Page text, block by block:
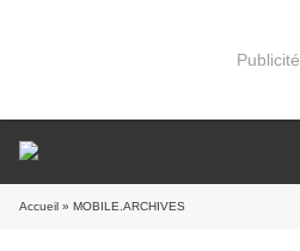
Publicité
Accueil » MOBILE.ARCHIVES